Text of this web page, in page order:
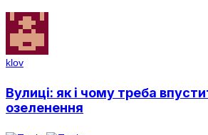
klov
Вулиці: як і чому треба
озеленення